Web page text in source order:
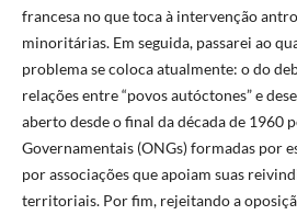
francesa no que toca à intervenção
minoritárias. Em seguida, passarei ao
problema se coloca atualmente: o do
relações entre “povos autóctones” e
aberto desde o final da década de 1960
Governamentais (ONGs) formadas por
por​ associações que apoiam suas
territoriais. Por fim, rejeitando a